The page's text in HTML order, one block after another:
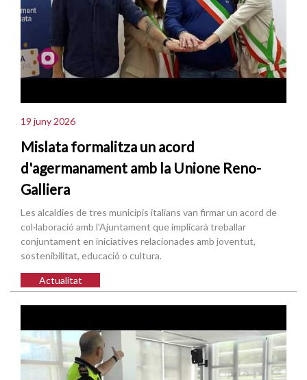
19 juny 2026
Mislata formalitza un acord
d'agermanament amb la Unione Reno-
Galliera
Les alcaldies de tres municipis italians van firmar un acord de
col·laboració amb l'Ajuntament que implicarà treballar
conjuntament en iniciatives relacionades amb joventut,
sostenibilitat, educació o cultura.
Actualitat